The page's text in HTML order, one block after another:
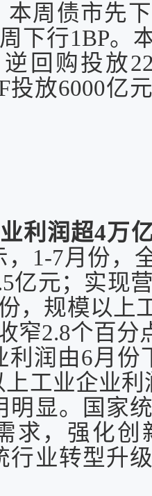
本周债市先
下行1BP。
回购投放
投放6000亿
利润超4万
1-7月份，
亿元；实现
，规模以上
窄2.8个百
利润由6月份
工业企业
明显。国家
求，强化
行业转型升